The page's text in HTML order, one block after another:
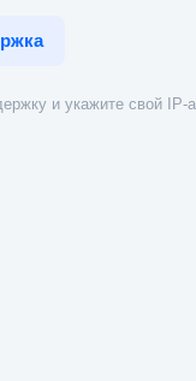
и укажите свой IP-